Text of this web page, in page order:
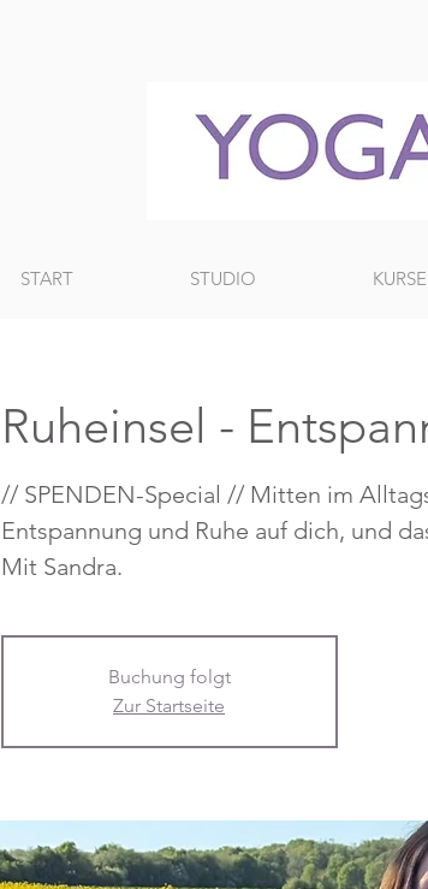
START STUDIO KURSE
Ruheinsel -
// SPENDEN-Special // Mitten im
Entspannung und Ruhe auf dich, und
Mit Sandra.
Buchung folgt
Zur Startseite